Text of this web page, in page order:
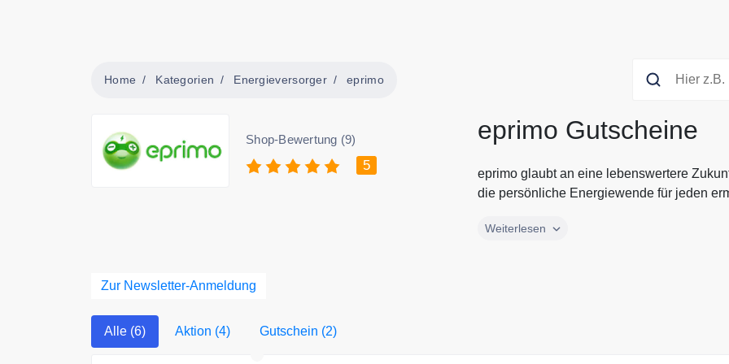
Home Kategorien Energieversorger eprimo
Shop-Bewertung (9)
5
eprimo Gutscheine
eprimo glaubt an eine lebenswertere
die persönliche Energiewende für jeden
eprimo glaubt an eine lebenswertere
Weiterlesen
Zur Newsletter-Anmeldung
Alle (6) Aktion (4) Gutschein (2)